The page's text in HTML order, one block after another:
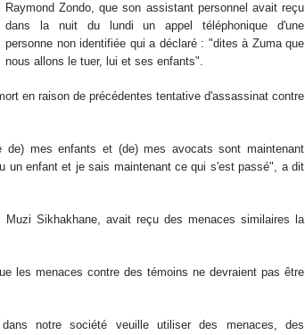
Raymond Zondo, que son assistant personnel avait reçu
dans la nuit du lundi un appel téléphonique d'une
personne non identifiée qui a déclaré : "dites à Zuma que
nous allons le tuer, lui et ses enfants".
en raison de précédentes tentative d'assassinat contre
mes enfants et (de) mes avocats sont maintenant
un enfant et je sais maintenant ce qui s'est passé", a dit
Sikhakhane, avait reçu des menaces similaires la
les menaces contre des témoins ne devraient pas être
notre société veuille utiliser des menaces, des